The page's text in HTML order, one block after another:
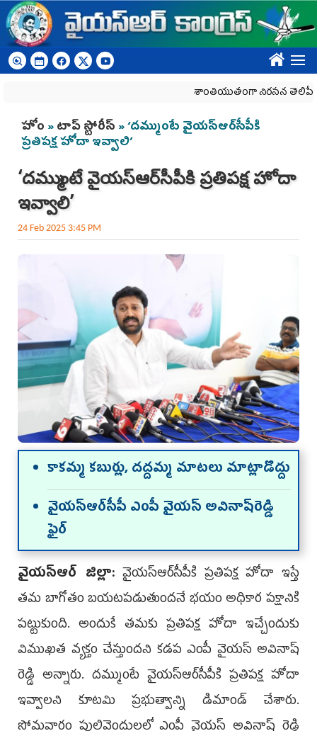
Skip to main content
????
శాంతియుతంగా నిరసన తెలిపే
You are here
హోం »టాప్ స్టోరీస్ » ‘దమ్ముంటే వైయ‌స్ఆర్‌సీపీకి
ప్రతిపక్ష హోదా ఇవ్వాలి’
‘దమ్ముంటే వైయ‌స్ఆర్‌సీపీకి ప్రతిపక్ష హోదా
ఇవ్వాలి’
24 Feb 2025 3:45 PM
కాకమ్మ కబుర్లు, దద్దమ్మ మాటలు మాట్లాడొద్దు
వైయ‌స్ఆర్‌సీపీ ఎంపీ వైయ‌స్ అవినాష్‌రెడ్డి
ఫైర్‌
వైయ‌స్ఆర్ జిల్లా: వైయ‌స్ఆర్‌సీపీకి ప్రతిపక్ష హోదా ఇస్తే
తమ బాగోతం బయటపడుతుందనే భయం అధికార పక్షానికి
పట్టుకుంది. అందుకే తమకు ప్రతిపక్ష హోదా ఇచ్చేందుకు
విముఖత వ్యక్తం చేస్తుందని కడప ఎంపీ వైయ‌స్ అవినాష్‌
రెడ్డి అన్నారు. దమ్ముంటే వైయ‌స్ఆర్‌సీపీకి ప్రతిపక్ష హోదా
ఇవ్వాలని కూటమి ప్రభుత్వాన్ని డిమాండ్‌ చేశారు.